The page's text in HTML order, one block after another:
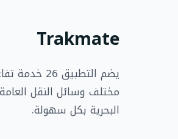
Trakmate
يضم
مختلف وسائل النقل
البحرية بكل سهولة.